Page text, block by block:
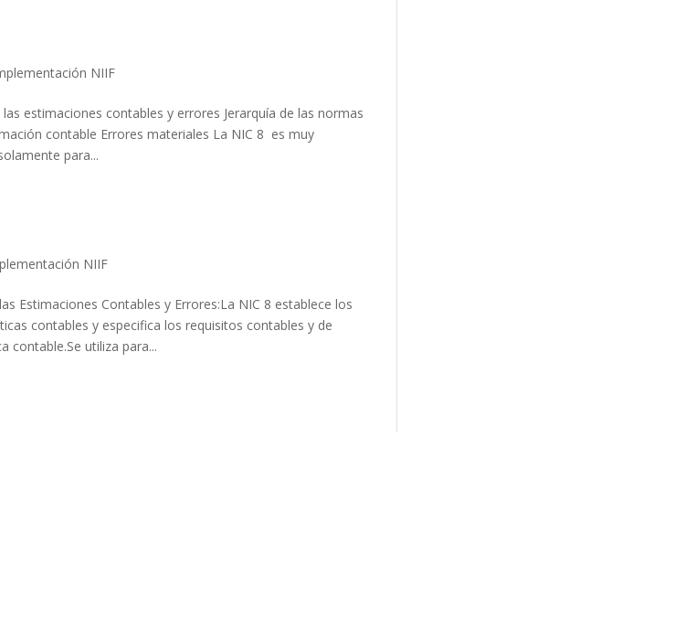
NIIF
estimaciones contables y errores Jerarquía de las normas
contable Errores materiales La NIC 8 es muy
para...
NIIF
Estimaciones Contables y Errores:La NIC 8 establece los
contables y especifica los requisitos contables y de
contable.Se utiliza para...